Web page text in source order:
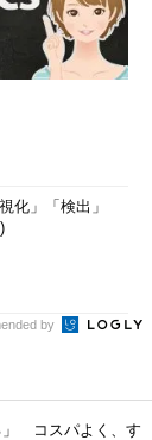
化」「検出」
by
」 コスパよく、す